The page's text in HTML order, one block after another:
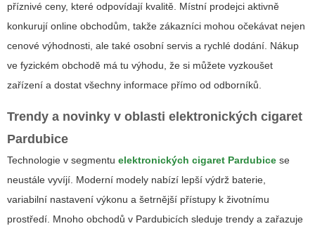
příznivé ceny, které odpovídají kvalitě. Místní prodejci aktivně
konkurují online obchodům, takže zákazníci mohou očekávat nejen
cenové výhodnosti, ale také osobní servis a rychlé dodání. Nákup
ve fyzickém obchodě má tu výhodu, že si můžete vyzkoušet
zařízení a dostat všechny informace přímo od odborníků.
Trendy a novinky v oblasti elektronických cigaret
Pardubice
Technologie v segmentu elektronických cigaret Pardubice se
neustále vyvíjí. Moderní modely nabízí lepší výdrž baterie,
variabilní nastavení výkonu a šetrnější přístupy k životnímu
prostředí. Mnoho obchodů v Pardubicích sleduje trendy a zařazuje